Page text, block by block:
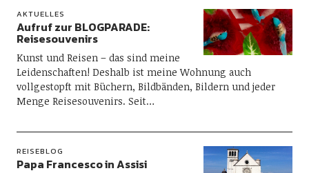
AKTUELLES
Aufruf zur BLOGPARADE:
Reisesouvenirs
Kunst und Reisen – das sind meine
Leidenschaften! Deshalb ist meine Wohnung auch
vollgestopft mit Büchern, Bildbänden, Bildern und jeder
Menge Reisesouvenirs. Seit…
REISEBLOG
Papa Francesco in Assisi